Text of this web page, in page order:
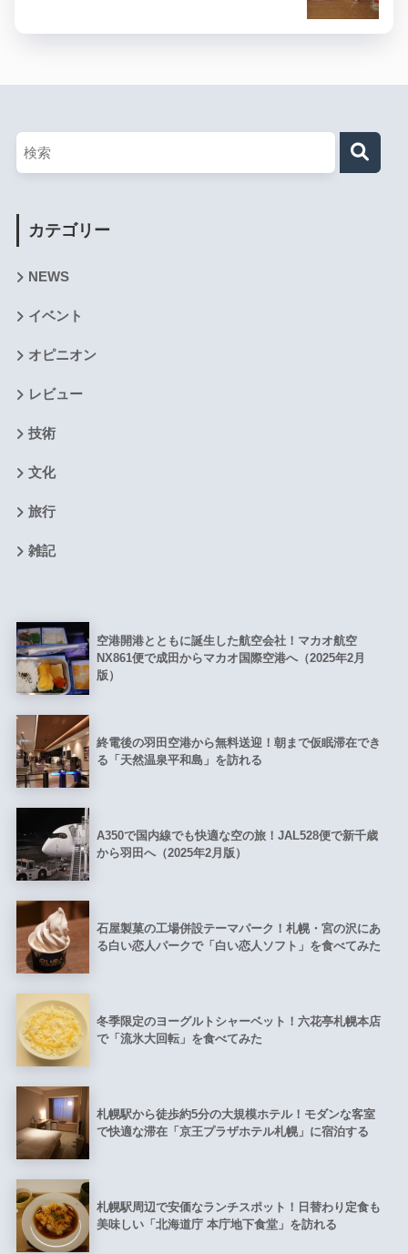
カテゴリー
NEWS
イベント
オピニオン
レビュー
技術
文化
旅行
雑記
空港開港とともに誕生した航空会社！マカオ航空
NX861便で成田からマカオ国際空港へ（2025年2月
版）
終電後の羽田空港から無料送迎！朝まで仮眠滞在でき
る「天然温泉平和島」を訪れる
A350で国内線でも快適な空の旅！JAL528便で新千歳
から羽田へ（2025年2月版）
石屋製菓の工場併設テーマパーク！札幌・宮の沢にあ
る白い恋人パークで「白い恋人ソフト」を食べてみた
冬季限定のヨーグルトシャーベット！六花亭札幌本店
で「流氷大回転」を食べてみた
札幌駅から徒歩約5分の大規模ホテル！モダンな客室
で快適な滞在「京王プラザホテル札幌」に宿泊する
札幌駅周辺で安価なランチスポット！日替わり定食も
美味しい「北海道庁 本庁地下食堂」を訪れる